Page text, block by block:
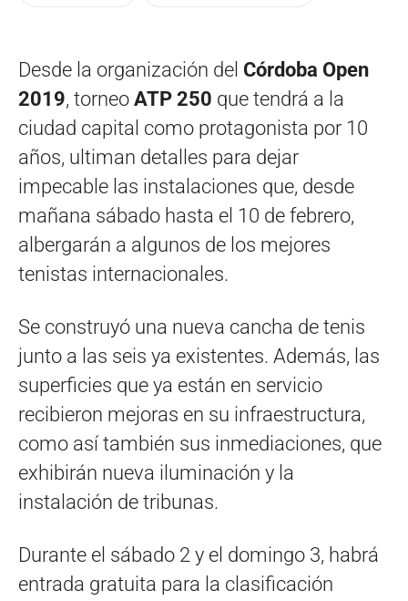
Desde la organización del Córdoba Open
2019, torneo ATP 250 que tendrá a la
ciudad capital como protagonista por 10
años, ultiman detalles para dejar
impecable las instalaciones que, desde
mañana sábado hasta el 10 de febrero,
albergarán a algunos de los mejores
tenistas internacionales.
Se construyó una nueva cancha de tenis
junto a las seis ya existentes. Además, las
superficies que ya están en servicio
recibieron mejoras en su infraestructura,
como así también sus inmediaciones, que
exhibirán nueva iluminación y la
instalación de tribunas.
Durante el sábado 2 y el domingo 3, habrá
entrada gratuita para la clasificación